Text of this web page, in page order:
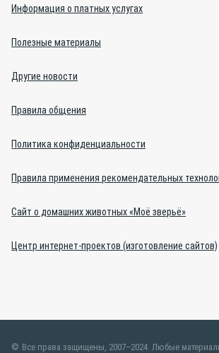
Информация о платных услугах
Полезные материалы
Другие новости
Правила общения
Политика конфиденциальности
Правила применения рекомендательных
Сайт о домашних животных «Моё зверьё»
Центр интернет-проектов (изготовление сайтов)
Все права защищены, 2007–2024. Любые